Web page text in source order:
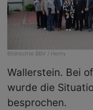
Bildrechte BBV / Heiny
Wallerstein. Bei
wurde die
besprochen.